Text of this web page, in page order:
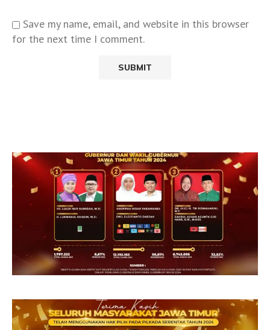
Save my name, email, and website in this browser
for the next time I comment.